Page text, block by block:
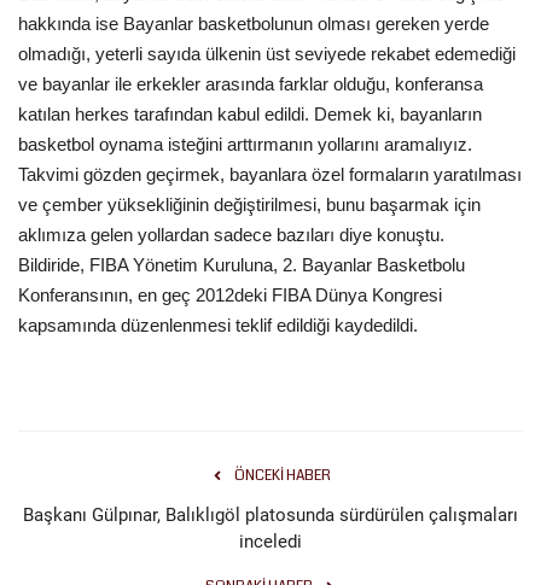
İletişim
Kültür Sanat
hakkında ise Bayanlar basketbolunun olması gereken yerde
olmadığı, yeterli sayıda ülkenin üst seviyede rekabet edemediği
ve bayanlar ile erkekler arasında farklar olduğu, konferansa
katılan herkes tarafından kabul edildi. Demek ki, bayanların
basketbol oynama isteğini arttırmanın yollarını aramalıyız.
Takvimi gözden geçirmek, bayanlara özel formaların yaratılması
ve çember yüksekliğinin değiştirilmesi, bunu başarmak için
aklımıza gelen yollardan sadece bazıları diye konuştu.
Bildiride, FIBA Yönetim Kuruluna, 2. Bayanlar Basketbolu
Konferansının, en geç 2012deki FIBA Dünya Kongresi
kapsamında düzenlenmesi teklif edildiği kaydedildi.
ÖNCEKI HABER
Başkanı Gülpınar, Balıklıgöl platosunda sürdürülen çalışmaları
inceledi